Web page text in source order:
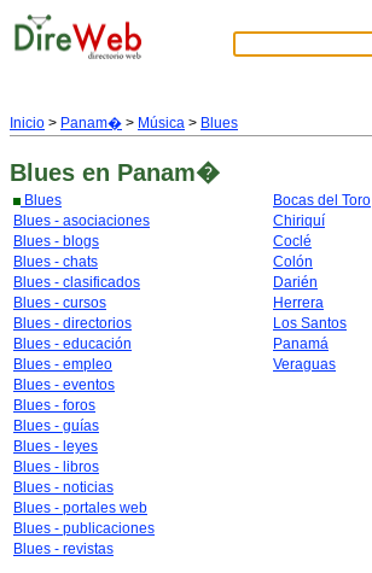
Inicio > Panam� > Música > Blues
Blues en Panam�
Blues
Blues - asociaciones
Blues - blogs
Blues - chats
Blues - clasificados
Blues - cursos
Blues - directorios
Blues - educación
Blues - empleo
Blues - eventos
Blues - foros
Blues - guías
Blues - leyes
Blues - libros
Blues - noticias
Blues - portales web
Blues - publicaciones
Blues - revistas
Bocas del Toro
Chiriquí
Coclé
Colón
Darién
Herrera
Los Santos
Panamá
Veraguas